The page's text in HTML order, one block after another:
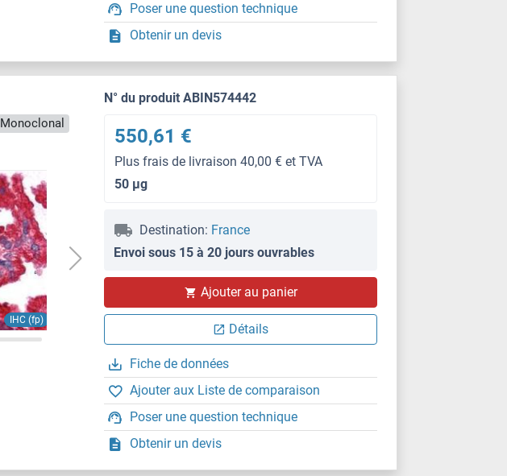
Poser une question technique
Obtenir un devis
Monoclonal
IHC (fp)
IHC (fp)
N° du produit ABIN574442
550,61 €
Plus frais de livraison 40,00 € et TVA
50 μg
Destination: France
Envoi sous 15 à 20 jours ouvrables
Ajouter au panier
Détails
Fiche de données
Ajouter aux Liste de comparaison
Poser une question technique
Obtenir un devis